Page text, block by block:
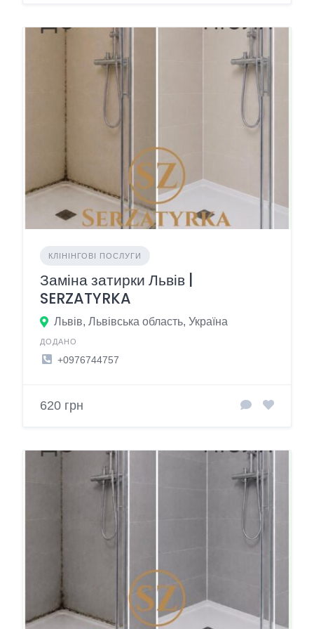
КЛІНІНГОВІ ПОСЛУГИ
Заміна затирки Львів |
SERZATYRKA
Львів, Львівська область, Україна
ДОДАНО
+0976744757
620 грн